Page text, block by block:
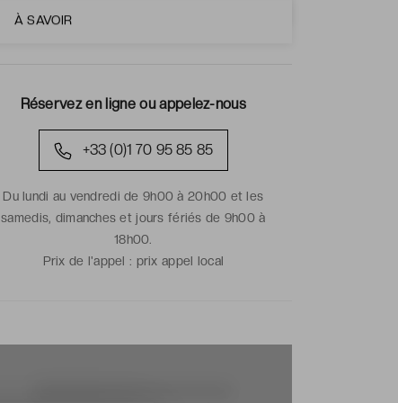
À SAVOIR
Réservez en ligne ou appelez-nous
+33 (0)1 70 95 85 85
Du lundi au vendredi de 9h00 à 20h00 et les
samedis, dimanches et jours fériés de 9h00 à
18h00.
Prix de l'appel : prix appel local